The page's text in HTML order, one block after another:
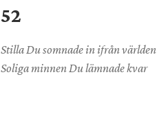
52
Stilla Du somnade in ifrån världen
Soliga minnen Du lämnade kvar